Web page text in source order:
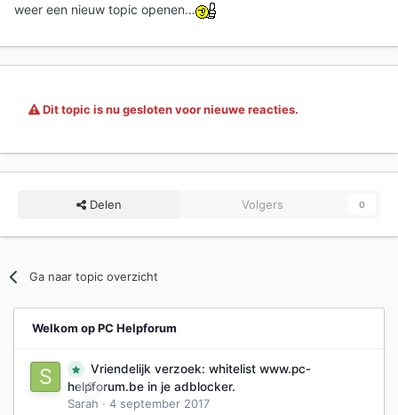
weer een nieuw topic openen…
Dit topic is nu gesloten voor nieuwe reacties.
Delen Volgers 0
Ga naar topic overzicht
Welkom op PC Helpforum
0
Vriendelijk verzoek: whitelist www.pc-
helpforum.be in je adblocker.
Sarah · 4 september 2017